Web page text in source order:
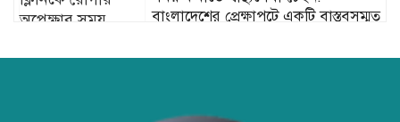
বাংলাদেশের প্রেক্ষাপটে একটি বাস্তবসম্মত